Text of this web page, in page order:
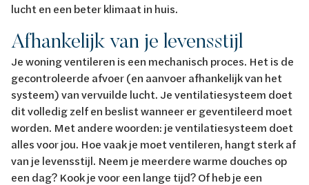
lucht en een beter klimaat in huis.
Afhankelijk van je levensstijl
Je woning ventileren is een mechanisch proces. Het is de
gecontroleerde afvoer (en aanvoer afhankelijk van het
systeem) van vervuilde lucht. Je ventilatiesysteem doet
dit volledig zelf en beslist wanneer er geventileerd moet
worden. Met andere woorden: je ventilatiesysteem doet
alles voor jou. Hoe vaak je moet ventileren, hangt sterk af
van je levensstijl. Neem je meerdere warme douches op
een dag? Kook je voor een lange tijd? Of heb je een